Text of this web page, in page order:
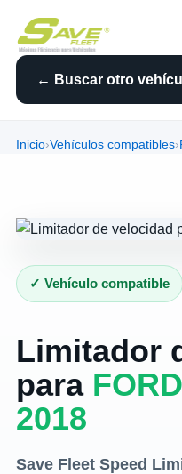
← Buscar otro
Inicio›Vehículos compatibles›
✓ Vehículo compatible
Limitador
para
2018
Save Fleet Speed